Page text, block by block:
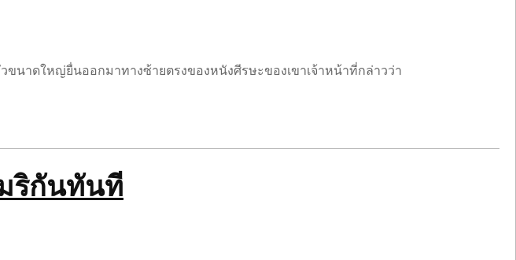
นาดใหญ่ยื่นออกมาทางซ้ายตรงของหนังศีรษะของเขาเจ้าหน้าที่กล่าวว่า
ริกันทันที